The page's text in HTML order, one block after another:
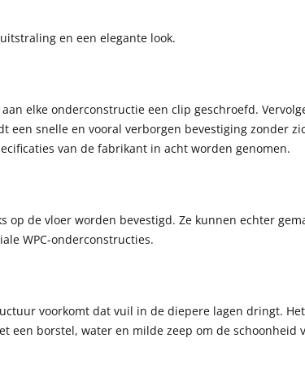
en een elegante look.
elke onderconstructie een clip geschroefd.
een snelle en vooral verborgen bevestiging zonder
van de fabrikant in acht worden genomen.
op de vloer worden bevestigd. Ze kunnen echter
WPC-onderconstructies.
voorkomt dat vuil in de diepere lagen dringt.
een borstel, water en milde zeep om de schoonheid